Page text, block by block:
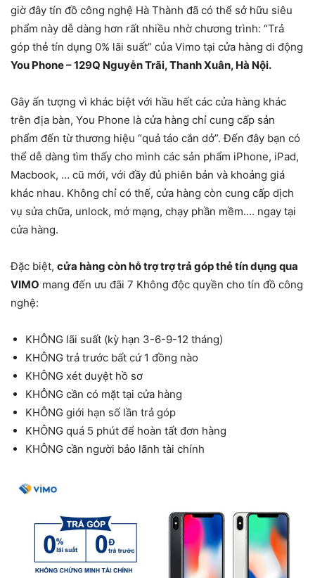
giờ đây tín đồ công nghệ Hà Thành đã có thể sở hữu siêu
phẩm này dễ dàng hơn rất nhiều nhờ chương trình: “Trả
góp thẻ tín dụng 0% lãi suất” của Vimo tại cửa hàng di động
You Phone –129Q Nguyễn Trãi, Thanh Xuân, Hà Nội.
Gây ấn tượng vì khác biệt với hầu hết các cửa hàng khác
trên địa bàn, You Phone là cửa hàng chỉ cung cấp sản
phẩm đến từ thương hiệu “quả táo cắn dở”. Đến đây bạn có
thể dễ dàng tìm thấy cho mình các sản phẩm iPhone, iPad,
Macbook, … cũ mới, với đầy đủ phiên bản và khoảng giá
khác nhau. Không chỉ có thế, cửa hàng còn cung cấp dịch
vụ sửa chữa, unlock, mở mạng, chạy phần mềm…. ngay tại
cửa hàng.
Đặc biệt, cửa hàng còn hỗ trợ trợ trả góp thẻ tín dụng qua
VIMO mang đến ưu đãi 7 Không độc quyền cho tín đồ công
nghệ:
KHÔNG lãi suất (kỳ hạn 3-6-9-12 tháng)
KHÔNG trả trước bất cứ 1 đồng nào
KHÔNG xét duyệt hồ sơ
KHÔNG cần có mặt tại cửa hàng
KHÔNG giới hạn số lần trả góp
KHÔNG quá 5 phút để hoàn tất đơn hàng
KHÔNG cần người bảo lãnh tài chính